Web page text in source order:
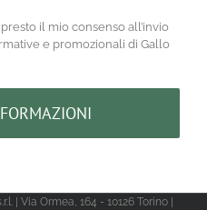
il mio consenso all’invio
e promozionali di Gallo
| Via Ormea, 164 - 10126 Torino |